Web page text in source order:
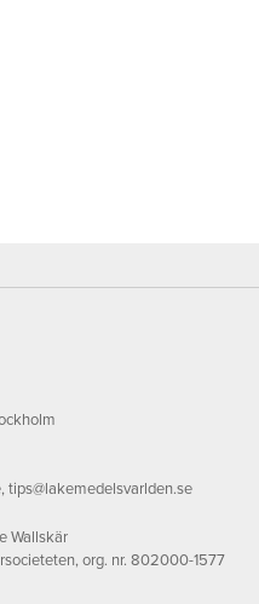
,tips@lakemedelsvarlden.se
Wallskär
org. nr. 802000-1577